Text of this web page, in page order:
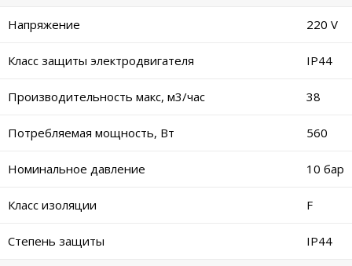
Напряжение 220 V
Класс защиты электродвигателя IP44
Производительность макс, м3/час 38
Потребляемая мощность, Вт 560
Номинальное давление 10 бар
Класс изоляции F
Степень защиты IP44